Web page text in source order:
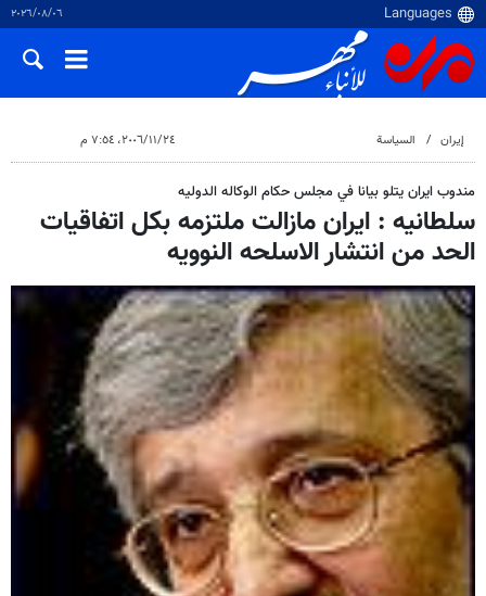
٠٦‏/٠٨‏/٢٠٢٦
إيران السياسة ٢٤‏/١١‏/٢٠٠٦، ٧:٥٤ م
مندوب ايران يتلو بيانا في مجلس حكام الوكاله الدوليه
سلطانيه : ايران مازالت ملتزمه بكل اتفاقيات
الحد من انتشار الاسلحه النوويه